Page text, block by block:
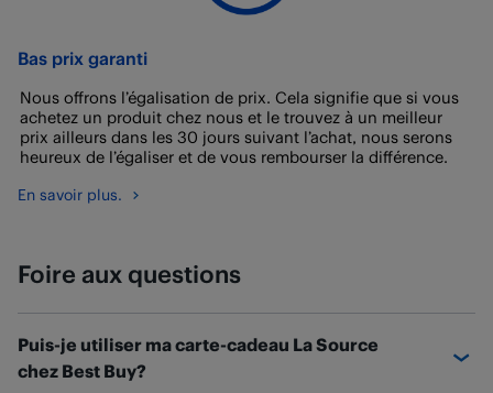
Bas prix garanti
Nous offrons l’égalisation de prix. Cela signifie que si vous
achetez un produit chez nous et le trouvez à un meilleur
prix ailleurs dans les 30 jours suivant l’achat, nous serons
heureux de l’égaliser et de vous rembourser la différence.
En savoir plus.
Foire aux questions
Puis-je utiliser ma carte-cadeau La Source
chez Best Buy?